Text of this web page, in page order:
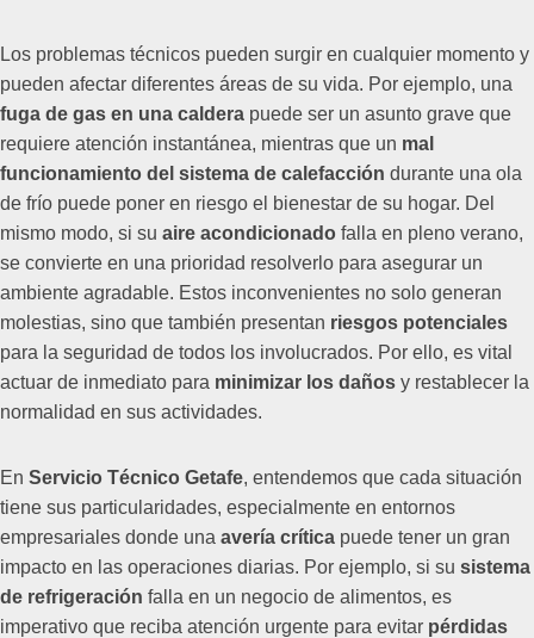
Los problemas técnicos pueden surgir en cualquier momento y
pueden afectar diferentes áreas de su vida. Por ejemplo, una
fuga de gas en una caldera puede ser un asunto grave que
requiere atención instantánea, mientras que un mal
funcionamiento del sistema de calefacción durante una ola
de frío puede poner en riesgo el bienestar de su hogar. Del
mismo modo, si su aire acondicionado falla en pleno verano,
se convierte en una prioridad resolverlo para asegurar un
ambiente agradable. Estos inconvenientes no solo generan
molestias, sino que también presentan riesgos potenciales
para la seguridad de todos los involucrados. Por ello, es vital
actuar de inmediato para minimizar los daños y restablecer la
normalidad en sus actividades.
En Servicio Técnico Getafe, entendemos que cada situación
tiene sus particularidades, especialmente en entornos
empresariales donde una avería crítica puede tener un gran
impacto en las operaciones diarias. Por ejemplo, si su sistema
de refrigeración falla en un negocio de alimentos, es
imperativo que reciba atención urgente para evitar pérdidas